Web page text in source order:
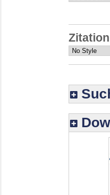
Zitation